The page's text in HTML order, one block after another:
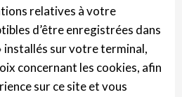
relatives à votre
d’être enregistrées dans
installés sur votre terminal,
concernant les cookies, afin
sur ce site et vous